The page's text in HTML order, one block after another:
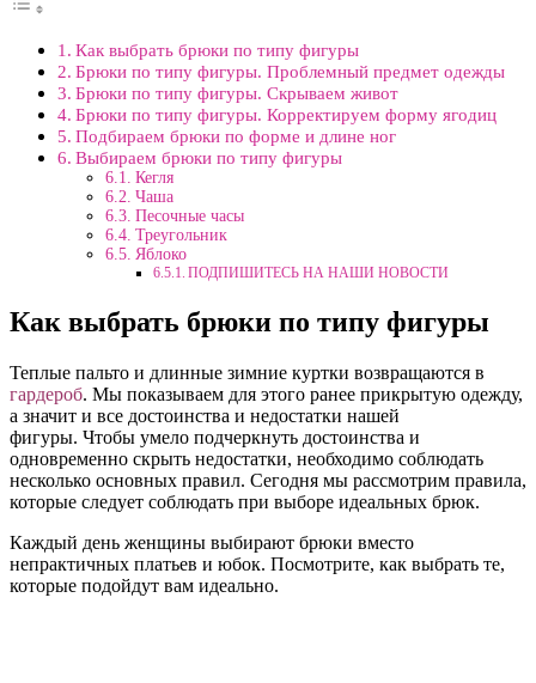
Как выбрать брюки по типу фигуры
Брюки по типу фигуры. Проблемный предмет одежды
Брюки по типу фигуры. Скрываем живот
Брюки по типу фигуры. Корректируем форму ягодиц
Подбираем брюки по форме и длине ног
Выбираем брюки по типу фигуры
Кегля
Чаша
Песочные часы
Треугольник
Яблоко
ПОДПИШИТЕСЬ НА НАШИ НОВОСТИ
Как выбрать брюки по типу фигуры
Теплые пальто и длинные зимние куртки возвращаются в
гардероб. Мы показываем для этого ранее прикрытую одежду,
а значит и все достоинства и недостатки нашей
фигуры. Чтобы умело подчеркнуть достоинства и
одновременно скрыть недостатки, необходимо соблюдать
несколько основных правил. Сегодня мы рассмотрим правила,
которые следует соблюдать при выборе идеальных брюк.
Каждый день женщины выбирают брюки вместо
непрактичных платьев и юбок. Посмотрите, как выбрать те,
которые подойдут вам идеально.